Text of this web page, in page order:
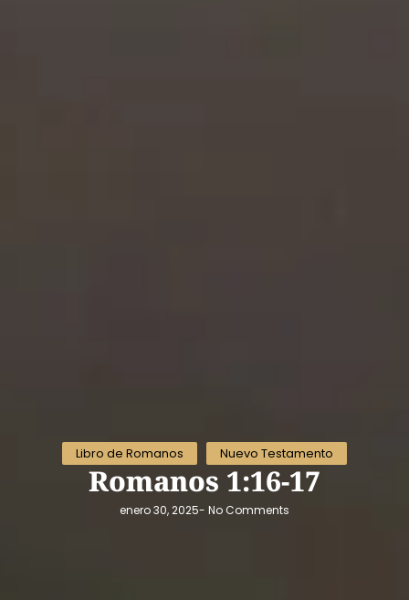
Libro de Romanos Nuevo Testamento
Romanos 1:16-17
enero 30, 2025- No Comments